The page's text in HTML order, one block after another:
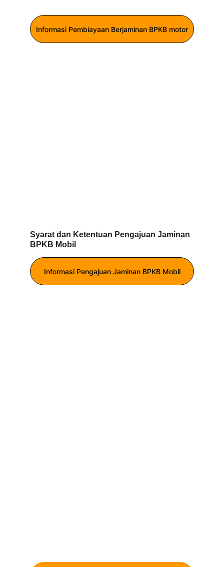
Syarat dan Ketentuan Pengajuan Jaminan
BPKB Mobil
Informasi Pengajuan Jaminan BPKB Mobil
Informasi Pembiayaan Berjaminan BPKB motor